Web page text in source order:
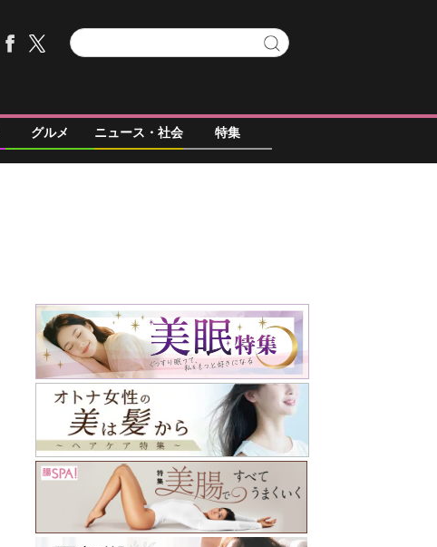
グルメ ニュース・社会 特集